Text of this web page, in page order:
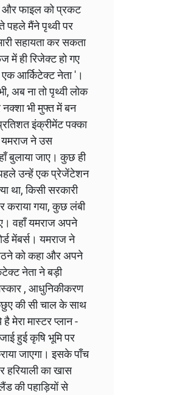
और फाइल को प्रकट
मैंने पृथ्वी पर
सहायता कर सकता
में ही रिजेक्ट हो गए
आर्किटेक्ट नेता '।
अब ना तो पृथ्वी लोक
भी मुफ्त में बन
इंक्रीमेंट पक्का
यमराज ने उस
बुलाया जाए। कुछ ही
उन्हें एक प्रेजेंटेशन
था, किसी सरकारी
कराया गया, कुछ लंबी
वहाँ यमराज अपने
मेंबर्स। यमराज ने
को कहा और अपने
नेता ने बड़ी
, आधुनिकीकरण
की सी चाल के साथ
मेरा मास्टर प्लान -
हुई कृषि भूमि पर
जाएगा। इसके पाँच
का खास
की पहाड़ियों से